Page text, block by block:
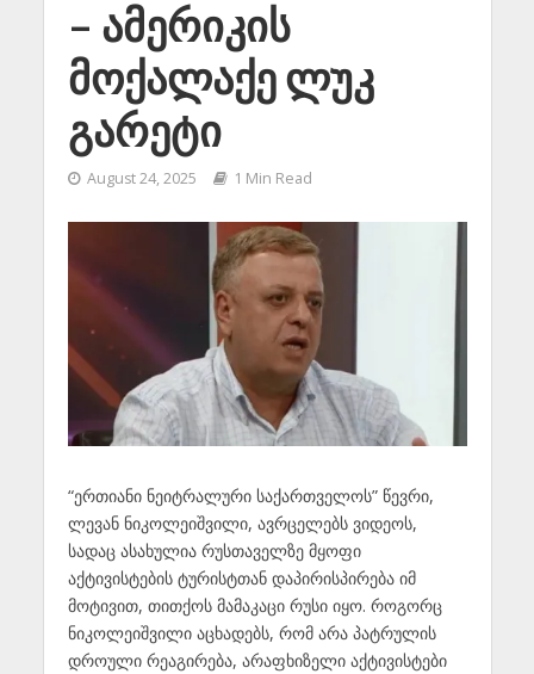
– ამერიკის
მოქალაქე ლუკ
გარეტი
August 24, 2025 1 Min Read
“ერთიანი ნეიტრალური საქართველოს” წევრი,
ლევან ნიკოლეიშვილი, ავრცელებს ვიდეოს,
სადაც ასახულია რუსთაველზე მყოფი
აქტივისტების ტურისტთან დაპირისპირება იმ
მოტივით, თითქოს მამაკაცი რუსი იყო. როგორც
ნიკოლეიშვილი აცხადებს, რომ არა პატრულის
დროული რეაგირება, არაფხიზელი აქტივისტები